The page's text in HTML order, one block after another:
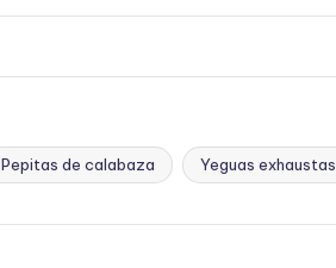
Pepitas de calabaza Yeguas exhaustas